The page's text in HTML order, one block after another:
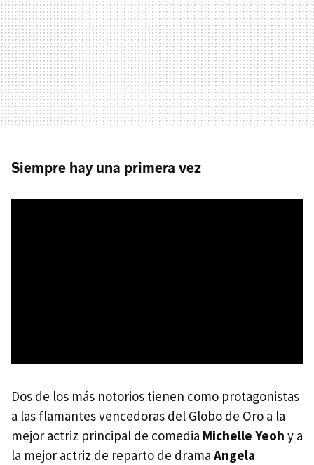
Siempre hay una primera vez
Dos de los más notorios tienen como protagonistas
a las flamantes vencedoras del Globo de Oro a la
mejor actriz principal de comedia Michelle Yeoh y a
la mejor actriz de reparto de drama Angela